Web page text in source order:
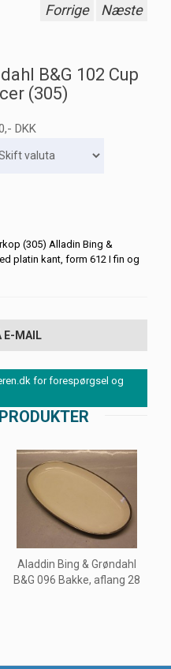
Forrige Næste
B&G 102 Cup
(305)
DKK
(305) Alladin Bing &
platin kant, form 612 I fin og
E-MAIL
for forespørgsel og
Aladdin Bing & Grøndahl
B&G 096 Bakke, aflang 28